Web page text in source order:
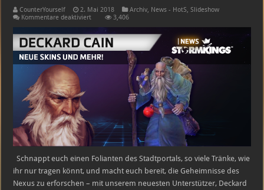
CounterYourself 2. Mai 2018 Archiv, News - HotS,Slideshow
Kommentare deaktiviertfür
DER
ENTWICKLUNG:
DECKARD,
NEUE
SKINS
3,406
Schnappt euch einen Folianten des Stadtportals, so viele Tränke, wie
ihr nur tragen könnt, und macht euch bereit, die Geheimnisse des
Nexus zu erforschen – mit unserem neuesten Unterstützer, Deckard